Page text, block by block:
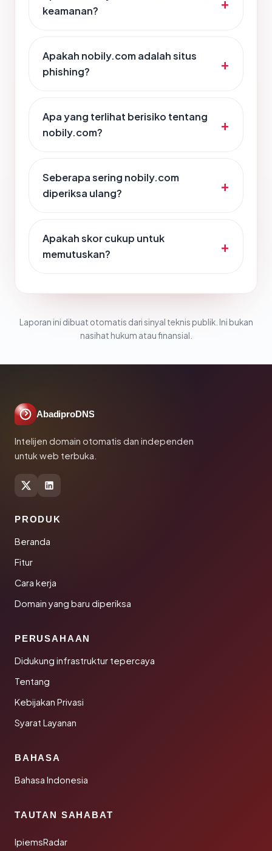
keamanan?
Apakah nobily.com adalah situs
phishing?
Apa yang terlihat berisiko tentang
nobily.com?
Seberapa sering nobily.com
diperiksa ulang?
Apakah skor cukup untuk
memutuskan?
Laporan ini dibuat otomatis dari sinyal teknis publik. Ini bukan
nasihat hukum atau finansial.
AbadiproDNS
Intelijen domain otomatis dan independen
untuk web terbuka.
PRODUK
Beranda
Fitur
Cara kerja
Domain yang baru diperiksa
PERUSAHAAN
Didukung infrastruktur tepercaya
Tentang
Kebijakan Privasi
Syarat Layanan
BAHASA
Bahasa Indonesia
TAUTAN SAHABAT
IpiemsRadar